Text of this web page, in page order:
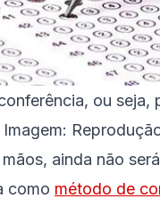
ou seja,
ainda não
como método de